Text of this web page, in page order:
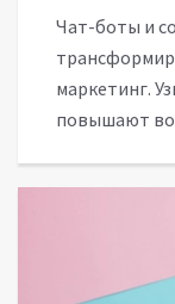
Чат-боты и
маркетинг.
повышают